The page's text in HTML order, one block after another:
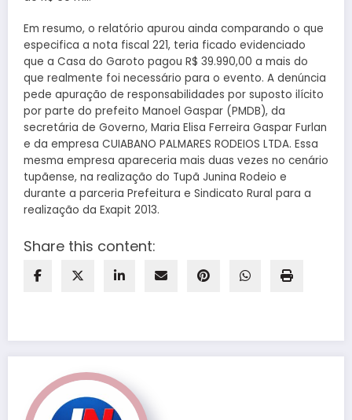
Em resumo, o relatório apurou ainda comparando o que
especifica a nota fiscal 221, teria ficado evidenciado
que a Casa do Garoto pagou R$ 39.990,00 a mais do
que realmente foi necessário para o evento. A denúncia
pede apuração de responsabilidades por suposto ilícito
por parte do prefeito Manoel Gaspar (PMDB), da
secretária de Governo, Maria Elisa Ferreira Gaspar Furlan
e da empresa CUIABANO PALMARES RODEIOS LTDA. Essa
mesma empresa apareceria mais duas vezes no cenário
tupãense, na realização do Tupã Junina Rodeio e
durante a parceria Prefeitura e Sindicato Rural para a
realização da Exapit 2013.
Share this content: